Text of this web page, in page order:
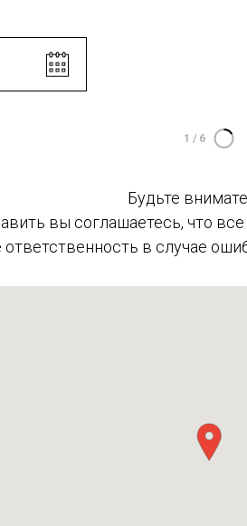
1 / 6
Будьте
вы соглашаетесь, что
ответственность в случае